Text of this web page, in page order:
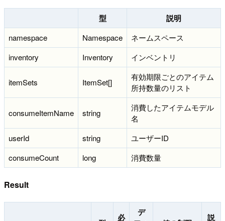
型 説明
namespace Namespace
ネームスペース
inventory
Inventory インベントリ
itemSets ItemSet[]
有効期限ごとのアイテム
所持数量のリスト
consumeItemName string
消費したアイテムモデル
名
userId
string
ユーザーID
consumeCount
long 消費数量
Result
必
デ
説